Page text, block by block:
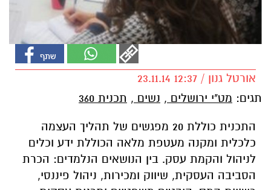
אורטל גנון / 12:37 23.11.14
תגים: מט"י ירושלים , נשים , תכנית 360
התכנית כוללת 20 מפגשים של תהליך העצמה
כלכלית ומקנה מעטפת מלאה הכוללת ידע וכלים
לניהול והקמת עסק. בין הנושאים הנלמדים: הכרת
הסביבה העסקית, שיווק ומכירות, ניהול פיננסי,